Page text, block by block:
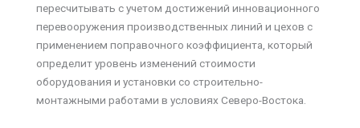
пересчитывать с учетом достижений инновационного
перевооружения производственных линий и цехов с
применением поправочного коэффициента, который
определит уровень изменений стоимости
оборудования и установки со строительно-
монтажными работами в условиях Северо-Востока.